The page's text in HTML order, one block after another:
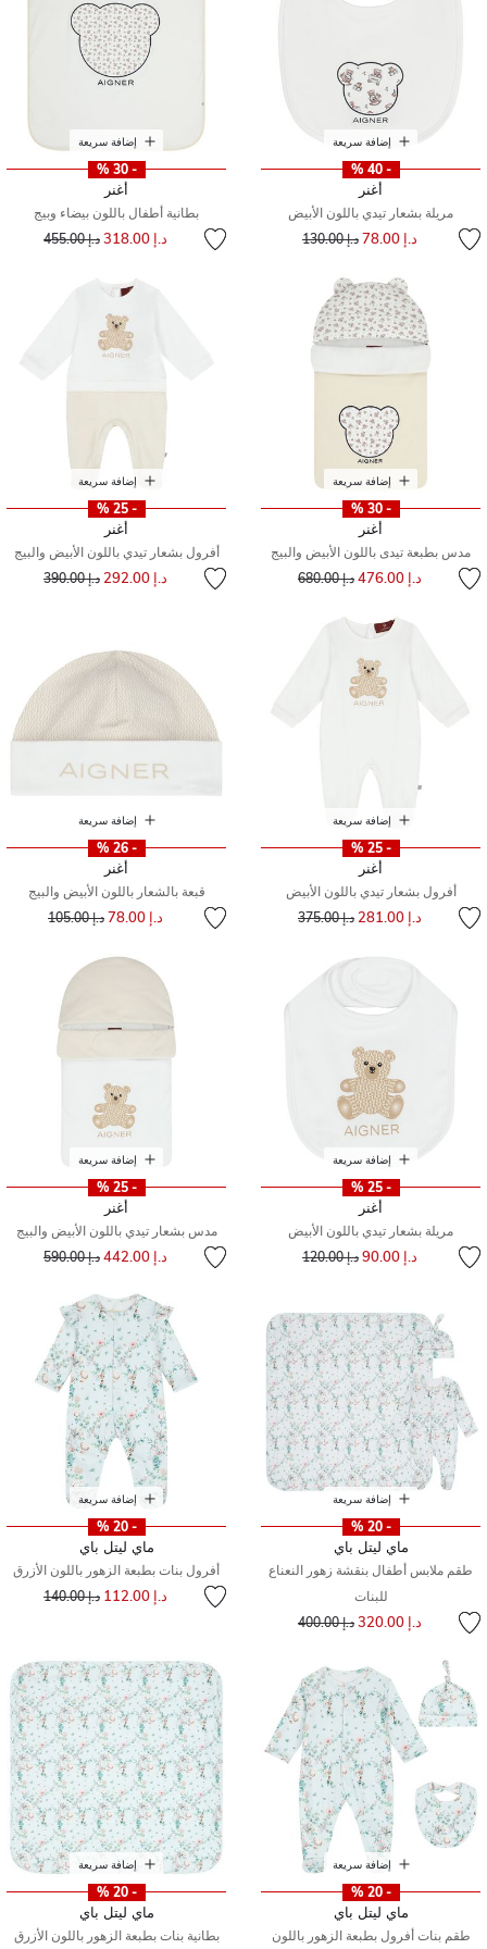
إضافة سريعة
- 40 %
أغنر
مريلة بشعار تيدي باللون الأبيض
د.إ 78.00 سعر مخفض مند.إ 130.00
إضافة سريعة
- 30 %
أغنر
بطانية أطفال باللون بيضاء وبيج
د.إ 318.00 سعر مخفض من
د.إ 455.00 إلى
إضافة سريعة
- 30 %
أغنر
مدس بطبعة تيدى باللون الأبيض والبيج
د.إ 476.00 سعر مخفض مند.إ 680.00
إضافة سريعة
- 25 %
أغنر
أفرول بشعار تيدي باللون الأبيض والبيج
د.إ 292.00 سعر مخفض من
د.إ 390.00 إلى
إضافة سريعة
- 25 %
أغنر
أفرول بشعار تيدي باللون الأبيض
د.إ 281.00 سعر مخفض مند.إ 375.00
إضافة سريعة
- 26 %
أغنر
قبعة بالشعار باللون الأبيض والبيج
د.إ 78.00 سعر مخفض من
د.إ 105.00 إلى
إضافة سريعة
- 25 %
أغنر
مريلة بشعار تيدي باللون الأبيض
د.إ 90.00 سعر مخفض مند.إ 120.00
إضافة سريعة
- 25 %
أغنر
مدس بشعار تيدي باللون الأبيض والبيج
د.إ 442.00 سعر مخفض من
د.إ 590.00 إلى
إضافة سريعة
- 20 %
ماي ليتل باي
طقم ملابس أطفال بنقشة زهور النعناع
للبنات
د.إ 320.00 سعر مخفض مند.إ 400.00
إضافة سريعة
- 20 %
ماي ليتل باي
أفرول بنات بطبعة الزهور باللون الأزرق
د.إ 112.00 سعر مخفض من
د.إ 140.00 إلى
إضافة سريعة
- 20 %
ماي ليتل باي
طقم بنات أفرول بطبعة الزهور باللون
إضافة سريعة
- 20 %
ماي ليتل باي
بطانية بنات بطبعة الزهور باللون الأزرق